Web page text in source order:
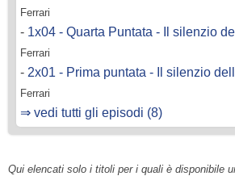
Ferrari
- 1x04 - Quarta Puntata - Il silenzio
Ferrari
- 2x01 - Prima puntata - Il silenzio
Ferrari
⇒ vedi tutti gli episodi (8)
Qui elencati solo i titoli per i quali è disponibile